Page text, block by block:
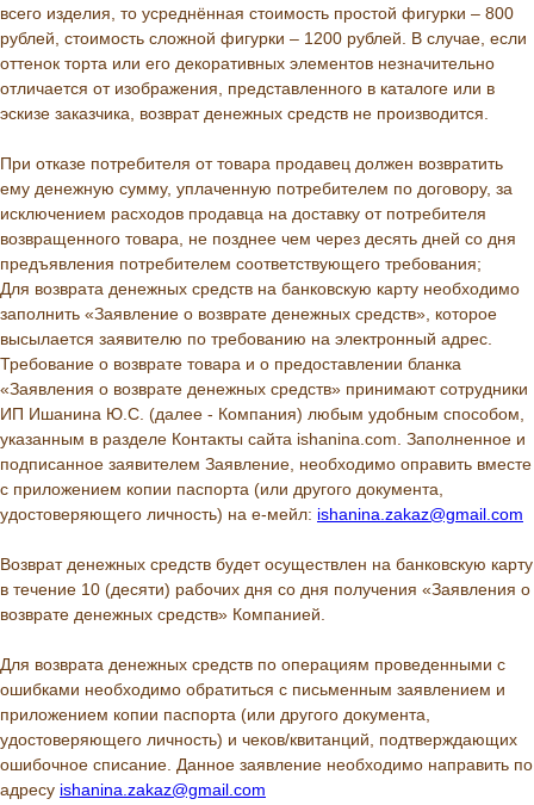
всего изделия, то усреднённая стоимость простой фигурки – 800
рублей, стоимость сложной фигурки – 1200 рублей. В случае, если
оттенок торта или его декоративных элементов незначительно
отличается от изображения, представленного в каталоге или в
эскизе заказчика, возврат денежных средств не производится.
При отказе потребителя от товара продавец должен возвратить
ему денежную сумму, уплаченную потребителем по договору, за
исключением расходов продавца на доставку от потребителя
возвращенного товара, не позднее чем через десять дней со дня
предъявления потребителем соответствующего требования;
Для возврата денежных средств на банковскую карту необходимо
заполнить «Заявление о возврате денежных средств», которое
высылается заявителю по требованию на электронный адрес.
Требование о возврате товара и о предоставлении бланка
«Заявления о возврате денежных средств» принимают сотрудники
ИП Ишанина Ю.С. (далее - Компания) любым удобным способом,
указанным в разделе Контакты сайта ishanina.com. Заполненное и
подписанное заявителем Заявление, необходимо оправить вместе
с приложением копии паспорта (или другого документа,
удостоверяющего личность) на е-мейл: ishanina.zakaz@gmail.com
Возврат денежных средств будет осуществлен на банковскую карту
в течение 10 (десяти) рабочих дня со дня получения «Заявления о
возврате денежных средств» Компанией.
Для возврата денежных средств по операциям проведенными с
ошибками необходимо обратиться с письменным заявлением и
приложением копии паспорта (или другого документа,
удостоверяющего личность) и чеков/квитанций, подтверждающих
ошибочное списание. Данное заявление необходимо направить по
адресу ishanina.zakaz@gmail.com